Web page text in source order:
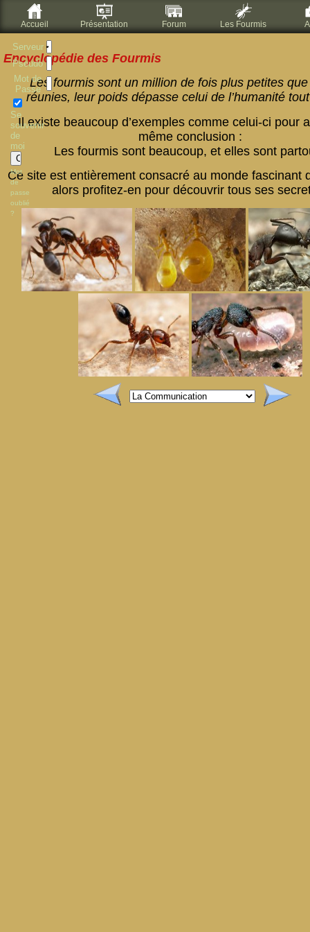
Serveur
Pseudo
Mot de
Passe
Se
souvenir
de
moi
Mot
de
passe
oublié
?
Accueil Présentation Forum Les Fourmis
Encyclopédie des Fourmis
Les fourmis sont un million de fois plus petites
réunies, leur poids dépasse celui de l’humanité
Il existe beaucoup d’exemples comme celui-ci pour
même conclusion :
Les fourmis sont beaucoup, et elles sont
Ce site est entièrement consacré au monde fascinant
alors profitez-en pour découvrir tous ses